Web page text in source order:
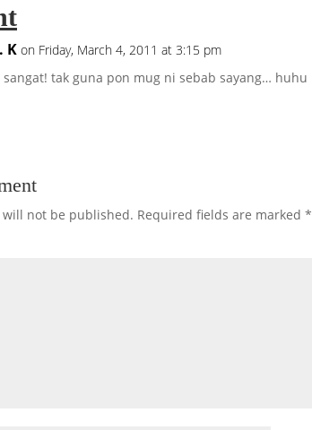
K on Friday, March 4, 2011 at 3:15 pm
sangat! tak guna pon mug ni sebab sayang… huhu
not be published. Required fields are marked *